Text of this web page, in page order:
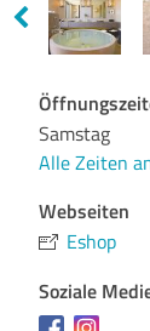
Samstag
Alle Zeiten
Webseiten
Eshop
Soziale